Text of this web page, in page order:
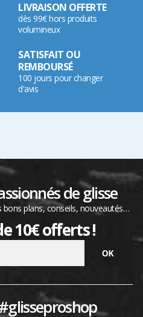
LIVRAISON OFFERTE
dès 99€ hors produits
volumineux
SATISFAIT OU
REMBOURSÉ
100 jours pour changer
d'avis
de glisse
bons plans, conseils, nouveautés…
10€ offerts !